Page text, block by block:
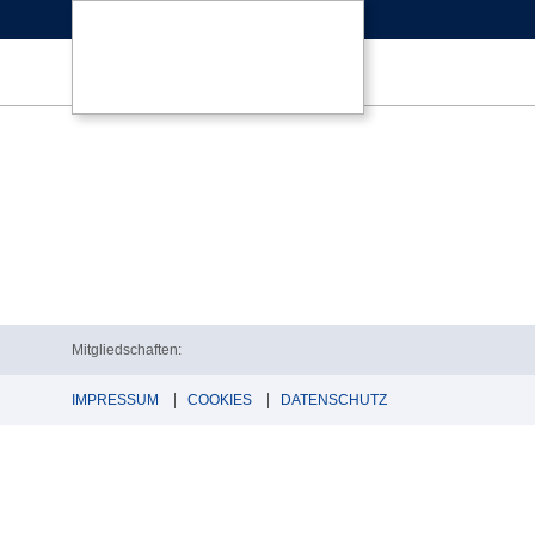
Mitgliedschaften:
IMPRESSUM COOKIES DATENSCHUTZ